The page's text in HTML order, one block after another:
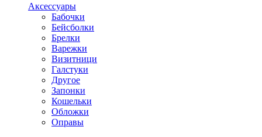
Аксессуары
Бабочки
Бейсболки
Брелки
Варежки
Визитници
Галстуки
Другое
Запонки
Кошельки
Обложки
Оправы